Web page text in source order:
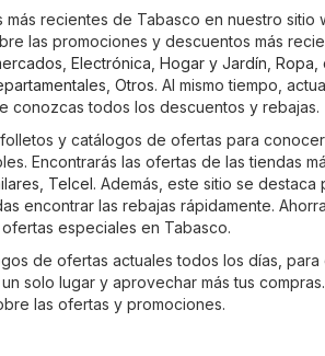
recientes de Tabasco en nuestro sitio
las promociones y descuentos más
Electrónica Hogar y Jardín Ropa,
Otros. Al mismo tiempo,
conozcas todos los descuentos y rebajas.
y catálogos de ofertas para
Encontrarás las ofertas de las tiendas
Telcel. Además, este sitio se destaca
encontrar las rebajas rápidamente.
especiales en Tabasco.
de ofertas actuales todos los días, para
solo lugar y aprovechar más tus
las ofertas y promociones.